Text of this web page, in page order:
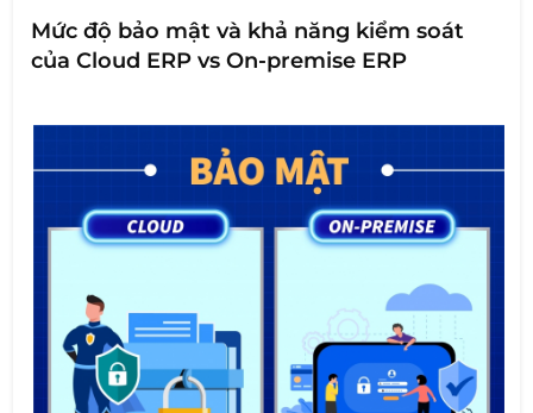
Mức độ bảo mật và khả năng kiểm soát
của Cloud ERP vs On-premise ERP